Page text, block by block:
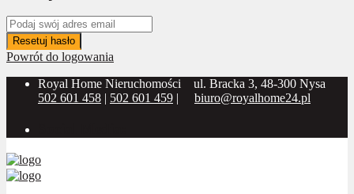
Resetuj hasło
Powrót do logowania
Royal Home Nieruchomości
ul. Bracka 3, 48-300 Nysa
502 601 458 | 502 601 459 | biuro@royalhome24.pl